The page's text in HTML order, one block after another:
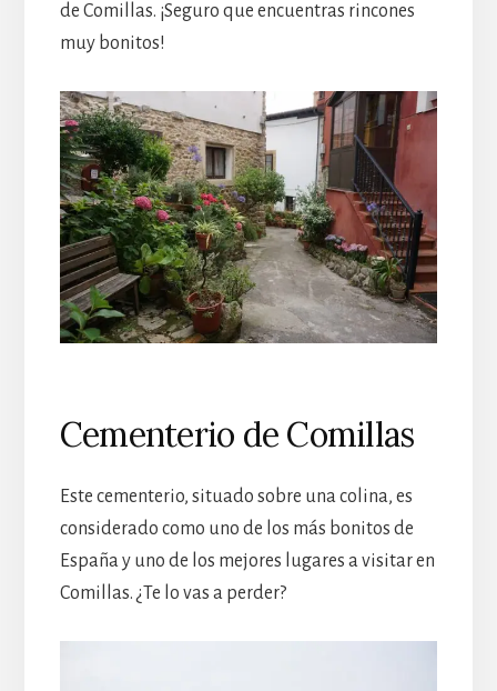
de Comillas. ¡Seguro que encuentras rincones
muy bonitos!
Cementerio de Comillas
Este cementerio, situado sobre una colina, es
considerado como uno de los más bonitos de
España y uno de los mejores lugares a visitar en
Comillas. ¿Te lo vas a perder?